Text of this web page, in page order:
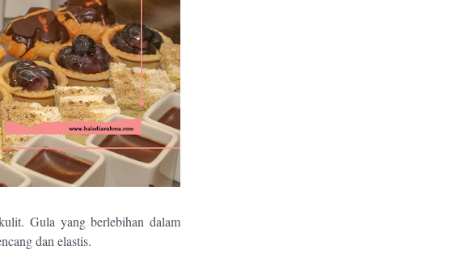
Gula yang berlebihan dalam
dan elastis.